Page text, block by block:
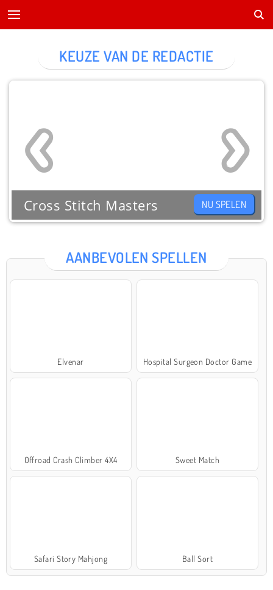
AANBEVOLEN SPELLEN
Elvenar Hospital Surgeon Doctor Game
Offroad Crash Climber 4X4 Sweet Match
Safari Story Mahjong Ball Sort
KEUZE VAN DE REDACTIE
Cross Stitch Masters NU SPELEN